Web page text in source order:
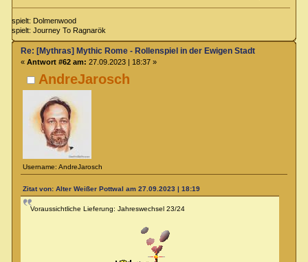
spielt: Dolmenwood
spielt: Journey To Ragnarök
AndreJarosch
Username: AndreJarosch
Re: [Mythras] Mythic Rome - Rollenspiel in der Ewigen Stadt
« Antwort #62 am: 27.09.2023 | 18:37 »
Zitat von: Alter Weißer Pottwal am 27.09.2023 | 18:19
Voraussichtliche Lieferung: Jahreswechsel 23/24